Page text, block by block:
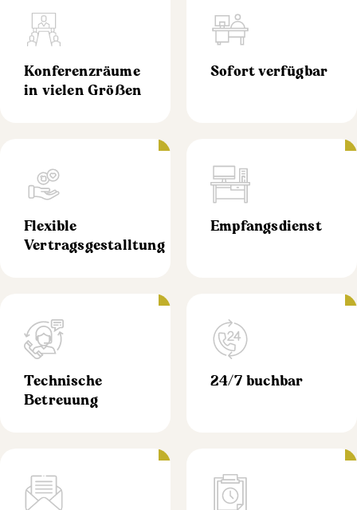
Konferenzräume
in vielen Größen
Sofort verfügbar
Flexible
Vertragsgestalltung
Empfangsdienst
Technische
Betreuung
24/7 buchbar